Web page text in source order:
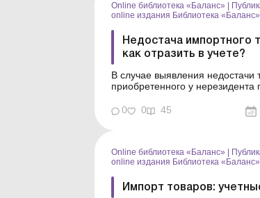
Online библиотека «Баланс»
online издания Библиотека «Баланс»
Недостача импортного
как отразить в учете?
В случае выявления недостачи
приобретенного у нерезидента
возникают вопросы, как
оформить и отразить недостачу
способ урегулирования
применят импо...
0 0 45
Online библиотека «Баланс» |
online издания Библиотека «Баланс»
Импорт товаров: